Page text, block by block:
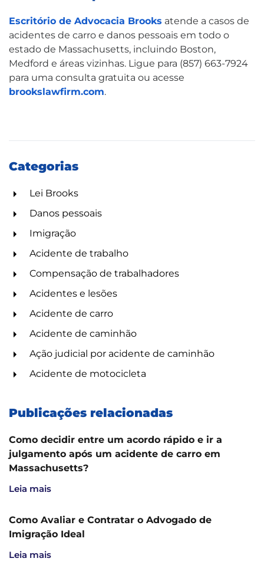
Escritório de Advocacia Brooks atende a casos de
acidentes de carro e danos pessoais em todo o
estado de Massachusetts, incluindo Boston,
Medford e áreas vizinhas. Ligue para (857) 663-7924
para uma consulta gratuita ou acesse
brookslawfirm.com.
Categorias
Lei Brooks
Danos pessoais
Imigração
Acidente de trabalho
Compensação de trabalhadores
Acidentes e lesões
Acidente de carro
Acidente de caminhão
Ação judicial por acidente de caminhão
Acidente de motocicleta
Publicações relacionadas
Como decidir entre um acordo rápido e ir a
julgamento após um acidente de carro em
Massachusetts?
Leia mais
Como Avaliar e Contratar o Advogado de
Imigração Ideal
Leia mais